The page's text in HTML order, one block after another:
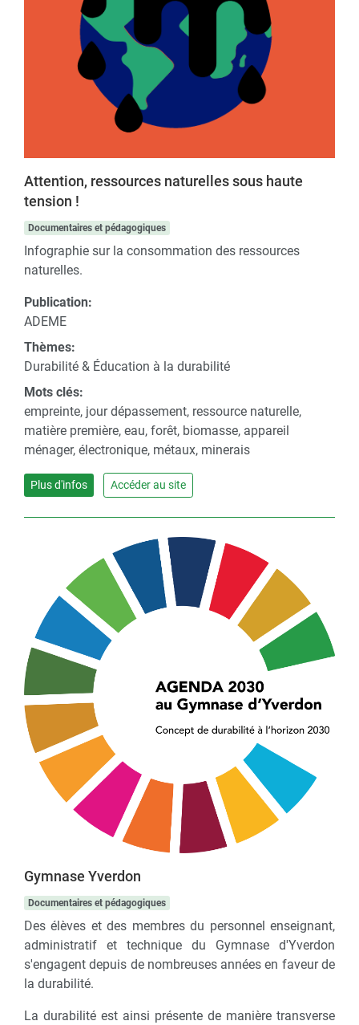
Attention, ressources naturelles sous haute
tension !
Documentaires et pédagogiques
Infographie sur la consommation des ressources
naturelles.
Publication:
ADEME
Thèmes:
Durabilité & Éducation à la durabilité
Mots clés:
empreinte, jour dépassement, ressource naturelle,
matière première, eau, forêt, biomasse, appareil
ménager, électronique, métaux, minerais
Plus d'infos Accéder au site
Gymnase Yverdon
Documentaires et pédagogiques
Des élèves et des membres du personnel enseignant,
administratif et technique du Gymnase d'Yverdon
s'engagent depuis de nombreuses années en faveur de
la durabilité.
La durabilité est ainsi présente de manière transverse